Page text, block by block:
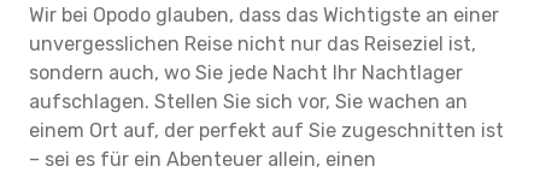
Wir bei Opodo glauben, dass das Wichtigste an einer
unvergesslichen Reise nicht nur das Reiseziel ist,
sondern auch, wo Sie jede Nacht Ihr Nachtlager
aufschlagen. Stellen Sie sich vor, Sie wachen an
einem Ort auf, der perfekt auf Sie zugeschnitten ist
– sei es für ein Abenteuer allein, einen